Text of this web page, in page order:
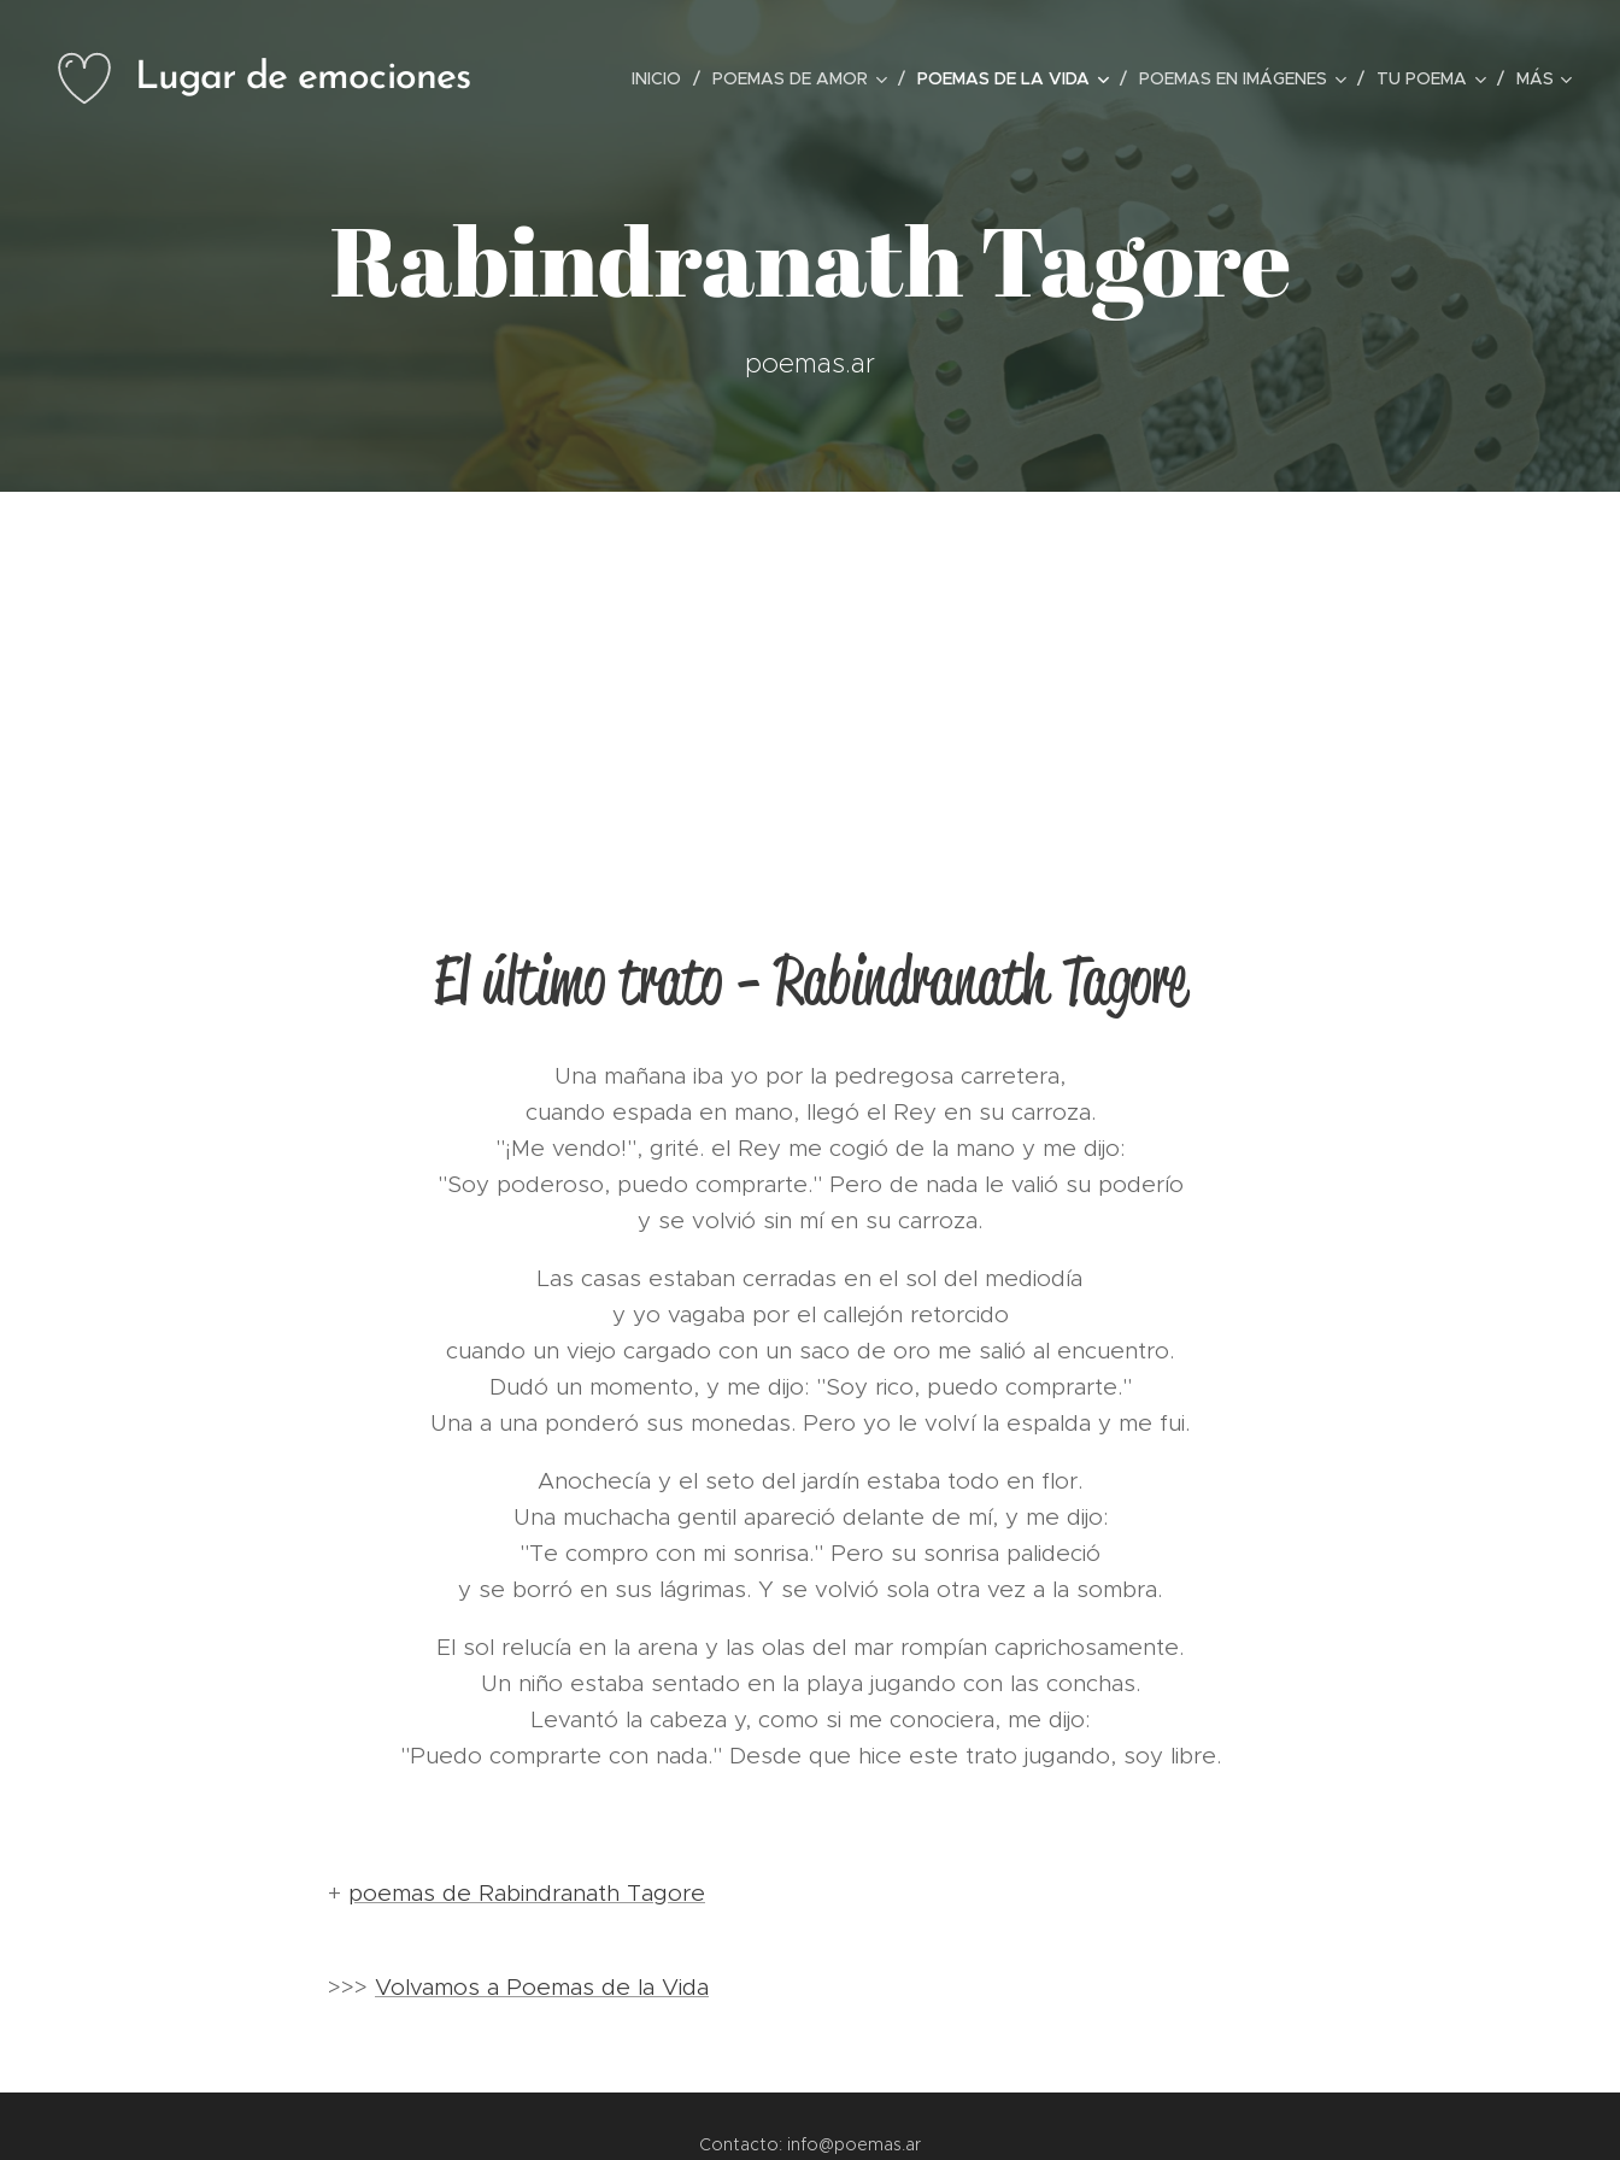
Lugar de emociones INICIO POEMAS DE AMOR POEMAS DE LA VIDA POEMAS EN IMÁGENES TU POEMA MÁS
Rabindranath Tagore
poemas.ar
El último trato - Rabindranath Tagore
Una mañana iba yo por la pedregosa carretera,
cuando espada en mano, llegó el Rey en su carroza.
"¡Me vendo!", grité. el Rey me cogió de la mano y me dijo:
"Soy poderoso, puedo comprarte." Pero de nada le valió su poderío
y se volvió sin mí en su carroza.
Las casas estaban cerradas en el sol del mediodía
y yo vagaba por el callejón retorcido
cuando un viejo cargado con un saco de oro me salió al encuentro.
Dudó un momento, y me dijo: "Soy rico, puedo comprarte."
Una a una ponderó sus monedas. Pero yo le volví la espalda y me fui.
Anochecía y el seto del jardín estaba todo en flor.
Una muchacha gentil apareció delante de mí, y me dijo:
"Te compro con mi sonrisa." Pero su sonrisa palideció
y se borró en sus lágrimas. Y se volvió sola otra vez a la sombra.
El sol relucía en la arena y las olas del mar rompían caprichosamente.
Un niño estaba sentado en la playa jugando con las conchas.
Levantó la cabeza y, como si me conociera, me dijo:
"Puedo comprarte con nada." Desde que hice este trato jugando, soy libre.
+ poemas de Rabindranath Tagore
>>> Volvamos a Poemas de la Vida
Contacto: info@poemas.ar